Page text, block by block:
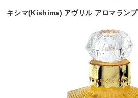
キシマ(Kishima) アヴリル アロマランプ